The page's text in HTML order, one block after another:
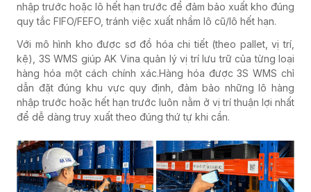
nhập trước hoặc lô hết hạn trước để đảm bảo xuất kho đúng
quy tắc FIFO/FEFO, tránh việc xuất nhầm lô cũ/lô hết hạn.
Với mô hình kho được sơ đồ hóa chi tiết (theo pallet, vị trí,
kệ), 3S WMS giúp AK Vina quản lý vị trí lưu trữ của từng loại
hàng hóa một cách chính xác.Hàng hóa được 3S WMS chỉ
dẫn đặt đúng khu vực quy định, đảm bảo những lô hàng
nhập trước hoặc hết hạn trước luôn nằm ở vị trí thuận lợi nhất
để dễ dàng truy xuất theo đúng thứ tự khi cần.